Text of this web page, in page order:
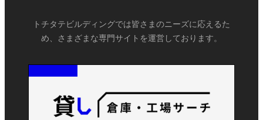
トチタテビルディングでは皆さまのニーズに応えるた
め、さまざまな専門サイトを運営しております。